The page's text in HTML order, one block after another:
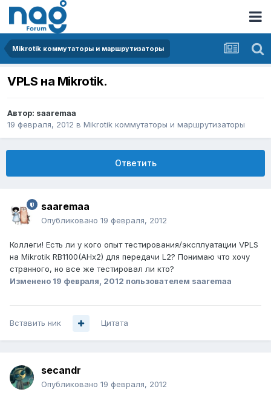
Mikrotik коммутаторы и маршрутизаторы
VPLS на Mikrotik.
Автор: saaremaa
19 февраля, 2012 в Mikrotik коммутаторы и маршрутизаторы
Ответить
saaremaa
Опубликовано 19 февраля, 2012
Коллеги! Есть ли у кого опыт тестирования/эксплуатации VPLS
на Mikrotik RB1100(AHx2) для передачи L2? Понимаю что хочу
странного, но все же тестировал ли кто?
Изменено 19 февраля, 2012 пользователем saaremaa
Вставить ник Цитата
secandr
Опубликовано 19 февраля, 2012